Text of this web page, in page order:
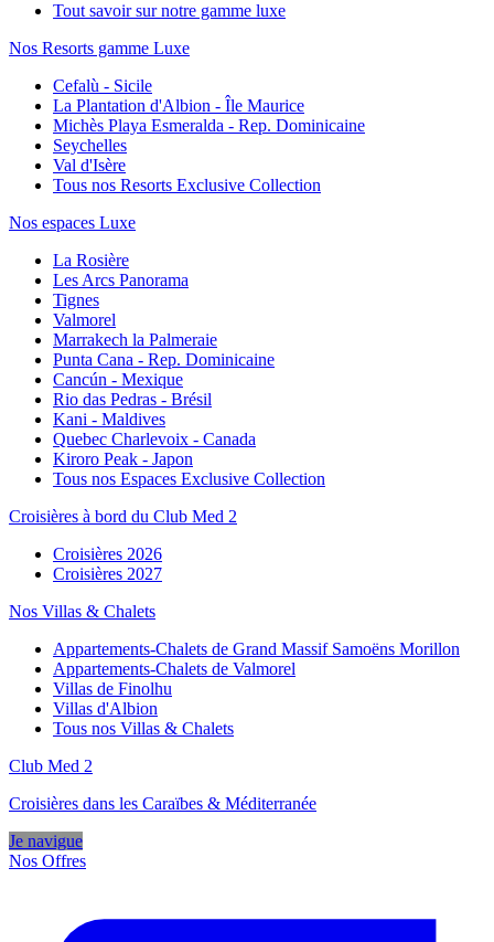
Tout savoir sur notre gamme luxe
Nos Resorts gamme Luxe
Cefalù - Sicile
La Plantation d'Albion - Île Maurice
Michès Playa Esmeralda - Rep. Dominicaine
Seychelles
Val d'Isère
Tous nos Resorts Exclusive Collection
Nos espaces Luxe
La Rosière
Les Arcs Panorama
Tignes
Valmorel
Marrakech la Palmeraie
Punta Cana - Rep. Dominicaine
Cancún - Mexique
Rio das Pedras - Brésil
Kani - Maldives
Quebec Charlevoix - Canada
Kiroro Peak - Japon
Tous nos Espaces Exclusive Collection
Croisières à bord du Club Med 2
Croisières 2026
Croisières 2027
Nos Villas & Chalets
Appartements-Chalets de Grand Massif Samoëns Morillon
Appartements-Chalets de Valmorel
Villas de Finolhu
Villas d'Albion
Tous nos Villas & Chalets
Club Med 2
Croisières dans les Caraïbes & Méditerranée
Je navigue
Nos Offres